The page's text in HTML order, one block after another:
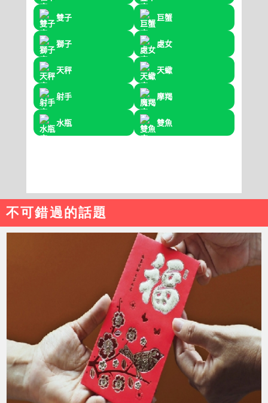
不可錯過的話題